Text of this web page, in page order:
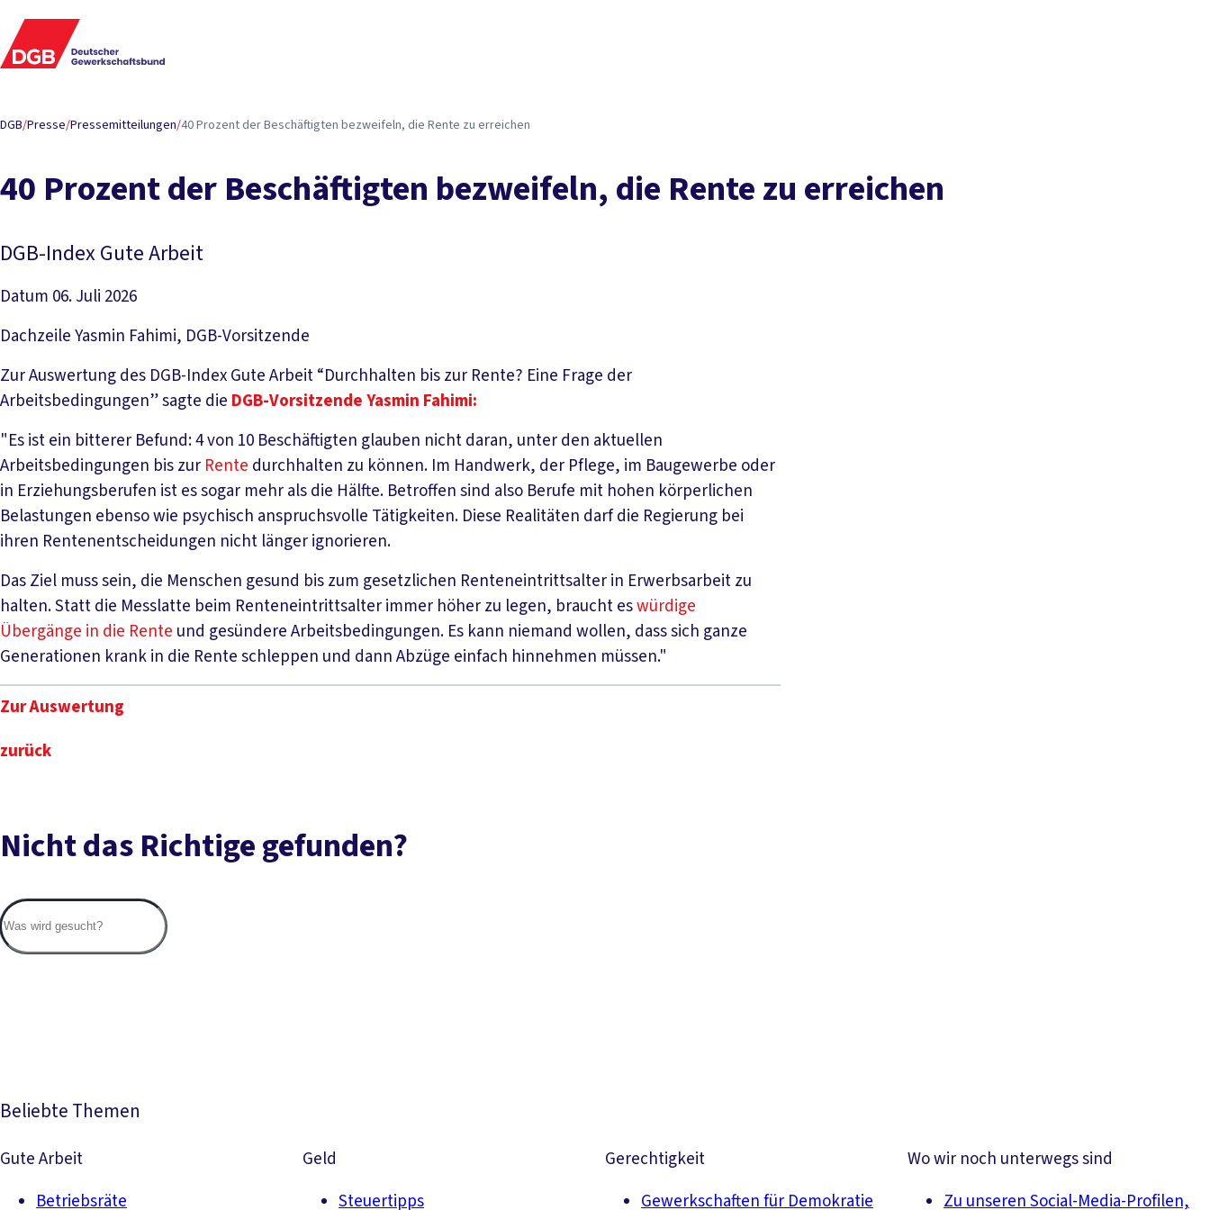
DGB/Presse/Pressemitteilungen/40 Prozent der Beschäftigten bezweifeln, die Rente zu erreichen
40 Prozent der Beschäftigten bezweifeln, die Rente zu erreichen
DGB-Index Gute Arbeit
Datum 06. Juli 2026
DachzeileYasmin Fahimi, DGB-Vorsitzende
Zur Auswertung des DGB-Index Gute Arbeit “Durchhalten bis zur Rente? Eine Frage der
Arbeitsbedingungen” sagte die DGB-Vorsitzende Yasmin Fahimi:
"Es ist ein bitterer Befund: 4 von 10 Beschäftigten glauben nicht daran, unter den aktuellen
Arbeitsbedingungen bis zur Rente durchhalten zu können. Im Handwerk, der Pflege, im Baugewerbe oder
in Erziehungsberufen ist es sogar mehr als die Hälfte. Betroffen sind also Berufe mit hohen körperlichen
Belastungen ebenso wie psychisch anspruchsvolle Tätigkeiten. Diese Realitäten darf die Regierung bei
ihren Rentenentscheidungen nicht länger ignorieren.
Das Ziel muss sein, die Menschen gesund bis zum gesetzlichen Renteneintrittsalter in Erwerbsarbeit zu
halten. Statt die Messlatte beim Renteneintrittsalter immer höher zu legen, braucht eswürdige
Übergänge in die Rente und gesündere Arbeitsbedingungen. Es kann niemand wollen, dass sich ganze
Generationen krank in die Rente schleppen und dann Abzüge einfach hinnehmen müssen."
Zur Auswertung
zurück
Nicht das Richtige gefunden?
Beliebte Themen
Gute Arbeit
Betriebsräte
Geld
Steuertipps
Gerechtigkeit
Gewerkschaften für Demokratie
Wo wir noch unterwegs sind
Zu unseren Social-Media-Profilen,